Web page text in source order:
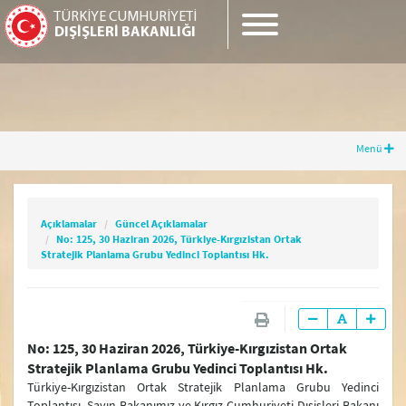
TÜRKİYE CUMHURİYETİ
DIŞİŞLERİ BAKANLIĞI
Yedinci Toplantısı Hk.
Menü
Güncel Açıklamalar
Basın Toplantıları
Açıklamalar
Güncel Açıklamalar
No: 125, 30 Haziran 2026, Türkiye-Kırgızistan Ortak
Stratejik Planlama Grubu Yedinci Toplantısı Hk.
No: 125, 30 Haziran 2026, Türkiye-Kırgızistan Ortak
Stratejik Planlama Grubu Yedinci Toplantısı Hk.
Türkiye-Kırgızistan Ortak Stratejik Planlama Grubu Yedinci